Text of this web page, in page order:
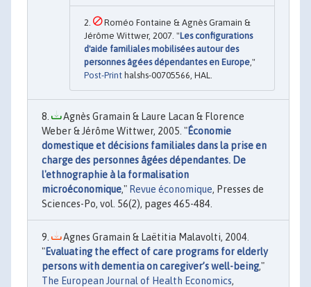
Roméo Fontaine & Agnès Gramain &
Jérôme Wittwer, 2007. "Les configurations
d'aide familiales mobilisées autour des
personnes âgées dépendantes en Europe ,"
Post-Print halshs-00705566, HAL.
Agnès Gramain & Laure Lacan & Florence
Weber & Jérôme Wittwer, 2005. "Économie
domestique et décisions familiales dans la prise en
charge des personnes âgées dépendantes. De
l'ethnographie à la formalisation
microéconomique," Revue économique, Presses de
Sciences-Po, vol. 56(2), pages 465-484.
Agnes Gramain & Laëtitia Malavolti, 2004.
"Evaluating the effect of care programs for elderly
persons with dementia on caregiver’s well-being,"
The European Journal of Health Economics,